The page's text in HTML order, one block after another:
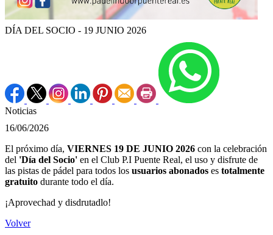
DÍA DEL SOCIO - 19 JUNIO 2026
Noticias
16/06/2026
El próximo día, VIERNES 19 DE JUNIO 2026 con la celebración
del 'Día del Socio' en el Club P.I Puente Real, el uso y disfrute de
las pistas de pádel para todos los usuarios abonados es totalmente
gratuito durante todo el día.
¡Aprovechad y disdrutadlo!
Volver